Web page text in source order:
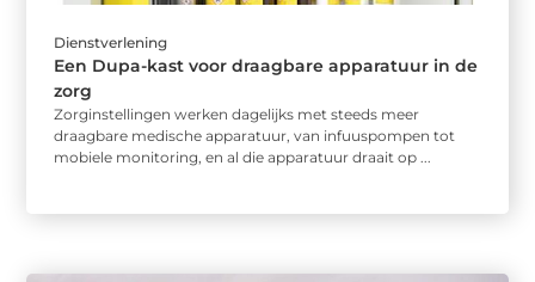
Dienstverlening
Een Dupa-kast voor draagbare apparatuur in de
zorg
Zorginstellingen werken dagelijks met steeds meer
draagbare medische apparatuur, van infuuspompen tot
mobiele monitoring, en al die apparatuur draait op ...